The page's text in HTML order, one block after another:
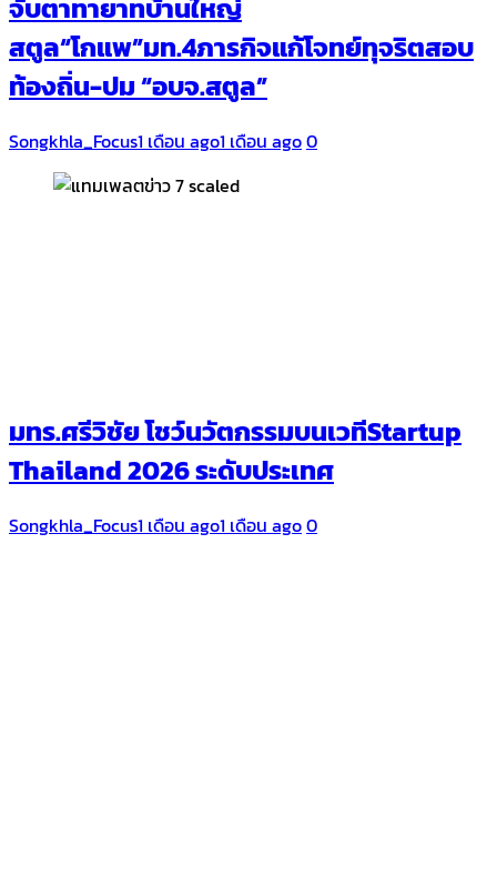
จับตาทายาทบ้านใหญ่
สตูล“โกแพ”มท.4ภารกิจแก้โจทย์ทุจริตสอบ
ท้องถิ่น-ปม “อบจ.สตูล”
Songkhla_Focus1 เดือน ago1 เดือน ago0
มทร.ศรีวิชัย โชว์นวัตกรรมบนเวทีStartup
Thailand 2026 ระดับประเทศ
Songkhla_Focus1 เดือน ago1 เดือน ago0